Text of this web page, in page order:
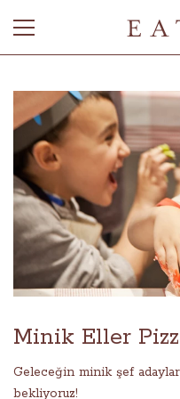
Minik Eller
Geleceğin minik şef
bekliyoruz!